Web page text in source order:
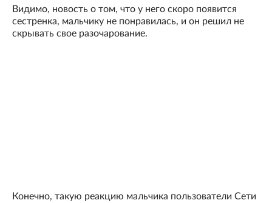
Видимо, новость о том, что у него скоро появится
сестренка, мальчику не понравилась, и он решил не
скрывать свое разочарование.
Конечно, такую реакцию мальчика пользователи Сети